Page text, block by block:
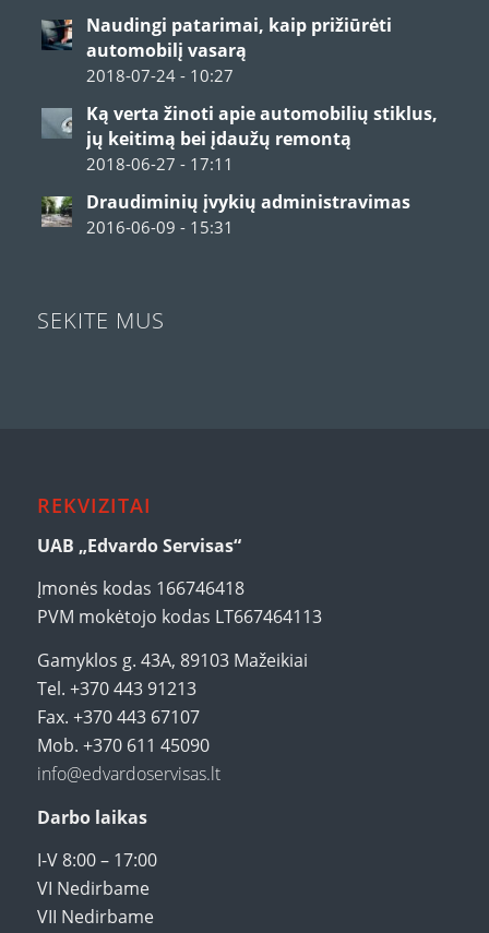
Naudingi patarimai, kaip prižiūrėti
automobilį vasarą
2018-07-24 - 10:27
Ką verta žinoti apie automobilių stiklus,
jų keitimą bei įdaužų remontą
2018-06-27 - 17:11
Draudiminių įvykių administravimas
2016-06-09 - 15:31
SEKITE MUS
REKVIZITAI
UAB „Edvardo Servisas“
Įmonės kodas 166746418
PVM mokėtojo kodas LT667464113
Gamyklos g. 43A, 89103 Mažeikiai
Tel. +370 443 91213
Fax. +370 443 67107
Mob. +370 611 45090
info@edvardoservisas.lt
Darbo laikas
I-V 8:00 – 17:00
VI Nedirbame
VII Nedirbame